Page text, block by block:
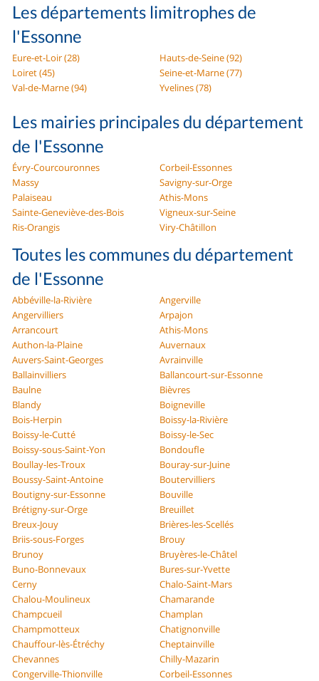
Les départements limitrophes de
l'Essonne
Eure-et-Loir (28)
Hauts-de-Seine (92)
Loiret (45)
Seine-et-Marne (77)
Val-de-Marne (94)
Yvelines (78)
Les mairies principales du département
de l'Essonne
Évry-Courcouronnes
Corbeil-Essonnes
Massy
Savigny-sur-Orge
Palaiseau
Athis-Mons
Sainte-Geneviève-des-Bois
Vigneux-sur-Seine
Ris-Orangis
Viry-Châtillon
Toutes les communes du département
de l'Essonne
Abbéville-la-Rivière
Angerville
Angervilliers
Arpajon
Arrancourt
Athis-Mons
Authon-la-Plaine
Auvernaux
Auvers-Saint-Georges
Avrainville
Ballainvilliers
Ballancourt-sur-Essonne
Baulne
Bièvres
Blandy
Boigneville
Bois-Herpin
Boissy-la-Rivière
Boissy-le-Cutté
Boissy-le-Sec
Boissy-sous-Saint-Yon
Bondoufle
Boullay-les-Troux
Bouray-sur-Juine
Boussy-Saint-Antoine
Boutervilliers
Boutigny-sur-Essonne
Bouville
Brétigny-sur-Orge
Breuillet
Breux-Jouy
Brières-les-Scellés
Briis-sous-Forges
Brouy
Brunoy
Bruyères-le-Châtel
Buno-Bonnevaux
Bures-sur-Yvette
Cerny
Chalo-Saint-Mars
Chalou-Moulineux
Chamarande
Champcueil
Champlan
Champmotteux
Chatignonville
Chauffour-lès-Étréchy
Cheptainville
Chevannes
Chilly-Mazarin
Congerville-Thionville
Corbeil-Essonnes